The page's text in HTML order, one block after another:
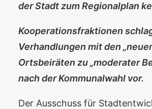
der Stadt zum Regionalplan
Kooperationsfraktionen
Verhandlungen mit den
Ortsbeiräten zu „moderater
nach der Kommunalwahl vor.
Der Ausschuss für